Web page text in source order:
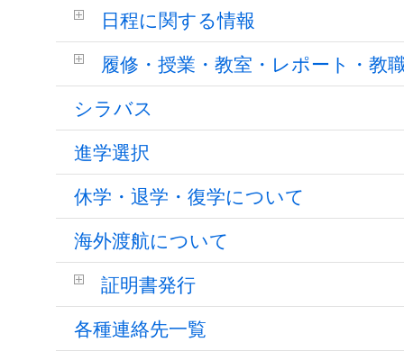
日程に関する情報
履修・授業・教室・レポート・教
シラバス
進学選択
休学・退学・復学について
海外渡航について
証明書発行
各種連絡先一覧